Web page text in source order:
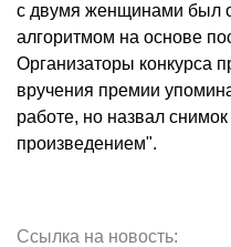
с двумя женщинами был
алгоритмом на основе
Организаторы конкурса
вручения премии
работе, но назвал
произведением".
Ссылка на новость: